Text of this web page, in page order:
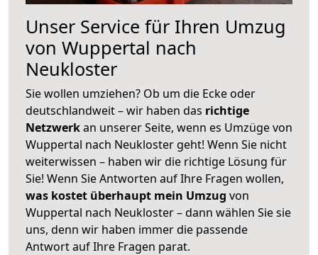
Unser Service für Ihren Umzug
von Wuppertal nach
Neukloster
Sie wollen umziehen? Ob um die Ecke oder
deutschlandweit – wir haben das richtige
Netzwerkan unserer Seite, wenn es Umzüge von
Wuppertal nach Neukloster geht! Wenn Sie nicht
weiterwissen – haben wir die richtige Lösung für
Sie! Wenn Sie Antworten auf Ihre Fragen wollen,
was kostet überhaupt mein Umzug von
Wuppertal nach Neukloster – dann wählen Sie sie
uns, denn wir haben immer die passende
Antwort auf Ihre Fragen parat.